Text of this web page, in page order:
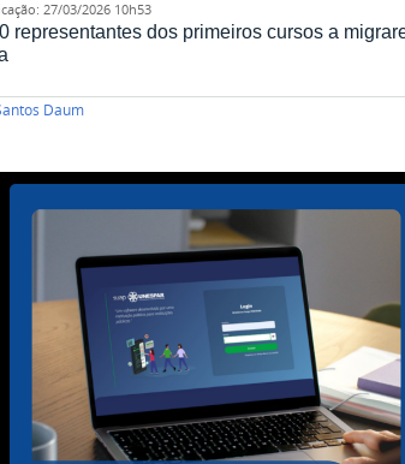
:27/03/2026 10h53
representantes dos primeiros cursos a
Daum